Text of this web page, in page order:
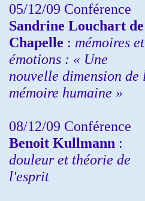
05/12/09 Conférence
Sandrine Louchart
Chapelle : mémoires et
émotions : « Une
nouvelle dimension de
mémoire humaine »
08/12/09 Conférence
Benoit Kullmann :
douleur et théorie de
l'esprit